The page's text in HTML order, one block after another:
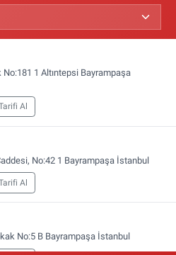
1 Altıntepsi Bayrampaşa
Al
No:42 1 Bayrampaşa İstanbul
Al
No:5 B Bayrampaşa İstanbul